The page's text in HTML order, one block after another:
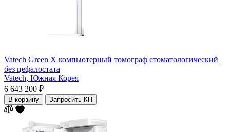
Vatech Green X компьютерный томограф стоматологический
без цефалостата
Vatech, Южная Корея
6 643 200 ₽
В корзину Запросить КП